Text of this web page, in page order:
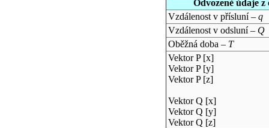
Odvozené údaje
Vzdálenost v přísluní – q
Vzdálenost v odsluní – Q
Oběžná doba – T
Vektor P [x]
Vektor P [y]
Vektor P [z]
Vektor Q [x]
Vektor Q [y]
Vektor Q [z]